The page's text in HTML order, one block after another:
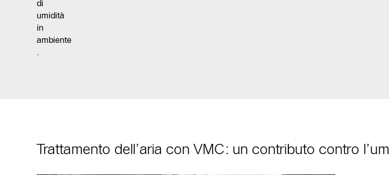
di
umidità
in
ambiente
.
Trattamento dell’aria con VMC: un contributo contro